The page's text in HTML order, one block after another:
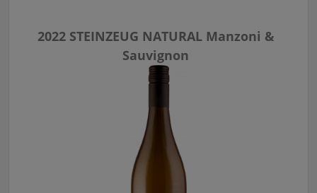
2022 STEINZEUG NATURAL Manzoni &
Sauvignon